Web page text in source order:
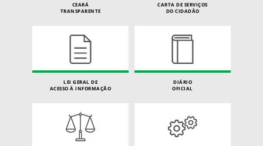
CEARÁ
TRANSPARENTE
CARTA DE SERVIÇOS
DO CIDADÃO
LEI GERAL DE
ACESSO À INFORMAÇÃO
DIÁRIO
OFICIAL